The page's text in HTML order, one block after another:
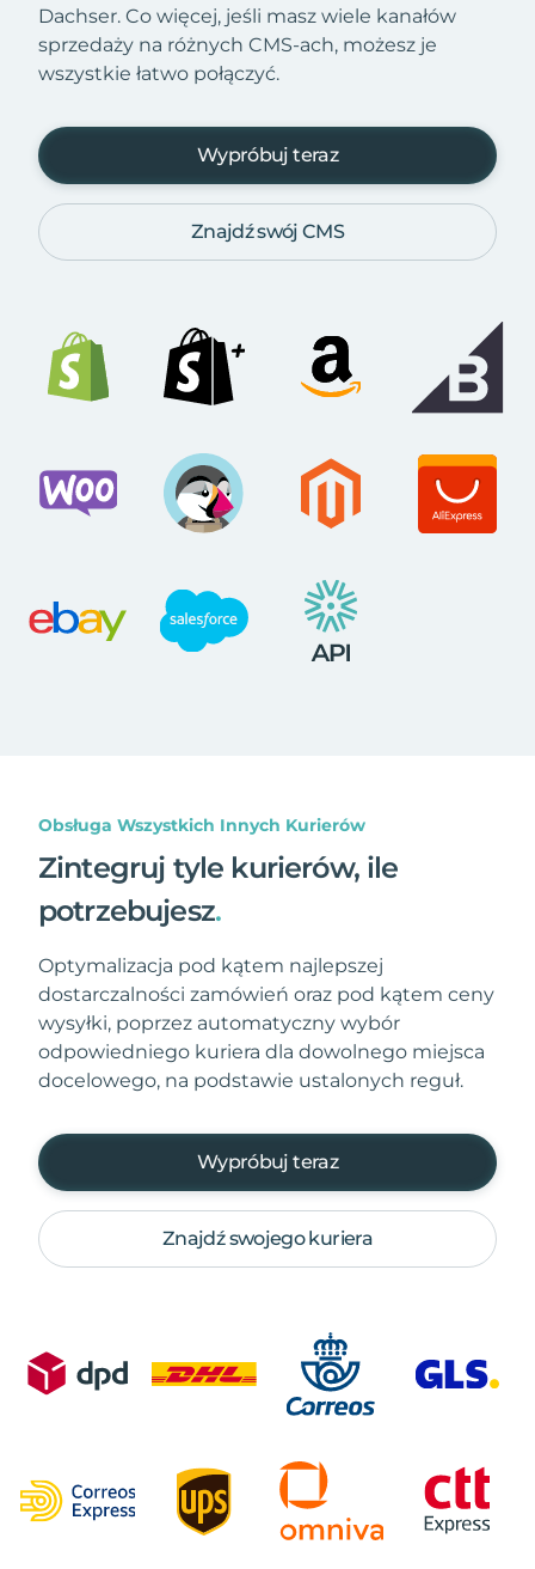
Dachser. Co więcej, jeśli masz wiele kanałów
sprzedaży na różnych CMS-ach, możesz je
wszystkie łatwo połączyć.
Wypróbuj teraz
Znajdź swój CMS
Obsługa Wszystkich Innych Kurierów
Zintegruj tyle kurierów, ile
potrzebujesz.
Optymalizacja pod kątem najlepszej
dostarczalności zamówień oraz pod kątem ceny
wysyłki, poprzez automatyczny wybór
odpowiedniego kuriera dla dowolnego miejsca
docelowego, na podstawie ustalonych reguł.
Wypróbuj teraz
Znajdź swojego kuriera